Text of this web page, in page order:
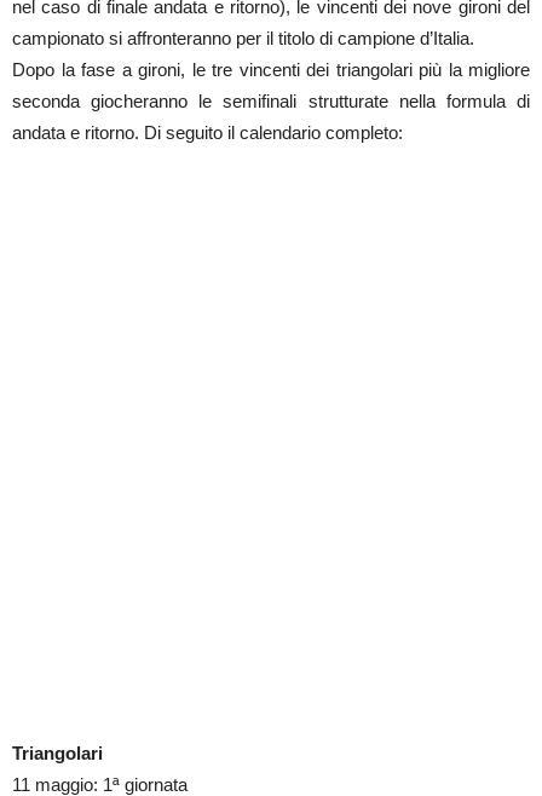
nel caso di finale andata e ritorno), le vincenti dei nove gironi del
campionato si affronteranno per il titolo di campione d’Italia.
Dopo la fase a gironi, le tre vincenti dei triangolari più la migliore
seconda giocheranno le semifinali strutturate nella formula di
andata e ritorno. Di seguito il calendario completo:
Triangolari
11 maggio: 1ª giornata